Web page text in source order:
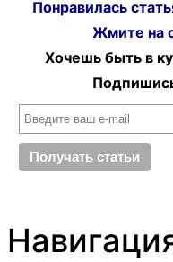
Понравилась
Жмите на
Хочешь быть в